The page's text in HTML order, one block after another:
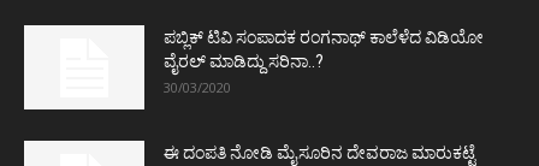
ಪಬ್ಲಿಕ್ ಟಿವಿ ಸಂಪಾದಕ ರಂಗನಾಥ್ ಕಾಲೆಳೆದ ವಿಡಿಯೋ
ವೈರಲ್ ಮಾಡಿದ್ದು ಸರಿನಾ..?
30/03/2020
ಈ ದಂಪತಿ ನೋಡಿ ಮೈಸೂರಿನ ದೇವರಾಜ ಮಾರುಕಟ್ಟೆ